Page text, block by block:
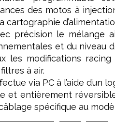
des motos à
précision le mélange
et du niveau
les modifications
à air.
via PC à l’aide d’un
et entièrement
spécifique au